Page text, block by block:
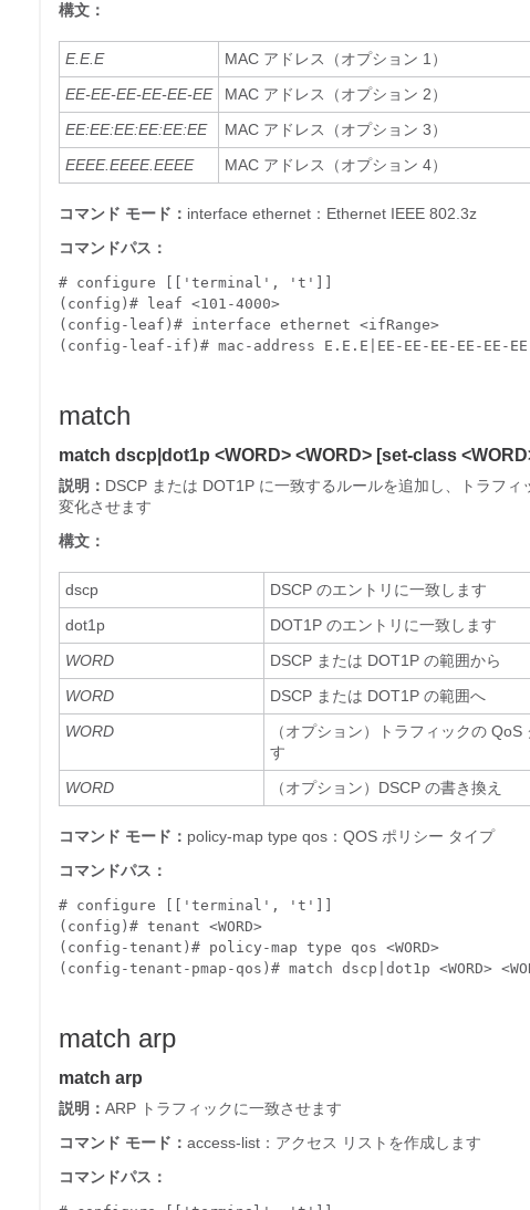
構文：
E.E.E
MAC アドレス（オプション 1）
EE-EE-EE-EE-EE-EE
MAC アドレス（オプション 2）
EE:EE:EE:EE:EE:EE
MAC アドレス（オプション 3）
EEEE.EEEE.EEEE
MAC アドレス（オプション 4）
コマンド モード： interface ethernet：Ethernet IEEE 802.3z
コマンドパス：
# configure [['terminal', 't']]
(config)# leaf <101-4000>
(config-leaf)# interface ethernet <ifRange>
(config-leaf-if)# mac-address E.E.E|EE-EE-EE-EE-EE-
match
match dscp|dot1p <WORD> <WORD> [set-class
説明： DSCP または DOT1P に一致するルールを追加し、トラフ
変化させます
構文：
dscp
DSCP のエントリに一致します
dot1p
DOT1P のエントリに一致します
WORD
DSCP または DOT1P の範囲から
WORD
DSCP または DOT1P の範囲へ
WORD
（オプション）トラフィックの QoS
す
WORD
（オプション）DSCP の書き換え
コマンド モード： policy-map type qos：QOS ポリシー タイプ
コマンドパス：
# configure [['terminal', 't']]
(config)# tenant <WORD>
(config-tenant)# policy-map type qos <WORD>
(config-tenant-pmap-qos)# match dscp|dot1p <WORD>
match arp
match arp
説明： ARP トラフィックに一致させます
コマンド モード： access-list：アクセス リストを作成します
コマンドパス：